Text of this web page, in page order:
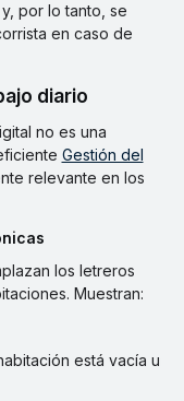
por lo tanto, se
en caso de
diario
no es una
Gestión del
relevante en los
los letreros
Muestran:
está vacía u